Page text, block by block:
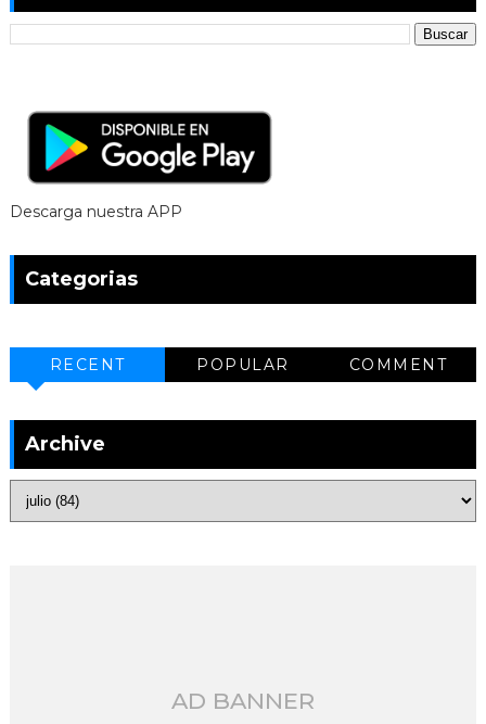
Descarga nuestra APP
Categorias
RECENT POPULAR COMMENT
Archive
AD BANNER